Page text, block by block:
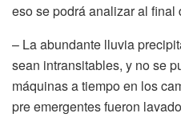
eso se podrá analizar al final
– La abundante lluvia
sean intransitables, y no se
máquinas a tiempo en los
pre emergentes fueron